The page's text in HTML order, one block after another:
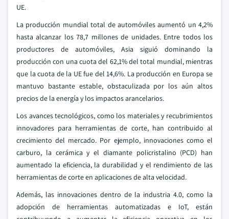
UE.
La producción mundial total de automóviles aumentó un 4,2%
hasta alcanzar los 78,7 millones de unidades. Entre todos los
productores de automóviles, Asia siguió dominando la
producción con una cuota del 62,1% del total mundial, mientras
que la cuota de la UE fue del 14,6%. La producción en Europa se
mantuvo bastante estable, obstaculizada por los aún altos
precios de la energía y los impactos arancelarios.
Los avances tecnológicos, como los materiales y recubrimientos
innovadores para herramientas de corte, han contribuido al
crecimiento del mercado. Por ejemplo, innovaciones como el
carburo, la cerámica y el diamante policristalino (PCD) han
aumentado la eficiencia, la durabilidad y el rendimiento de las
herramientas de corte en aplicaciones de alta velocidad.
Además, las innovaciones dentro de la industria 4.0, como la
adopción de herramientas automatizadas e IoT, están